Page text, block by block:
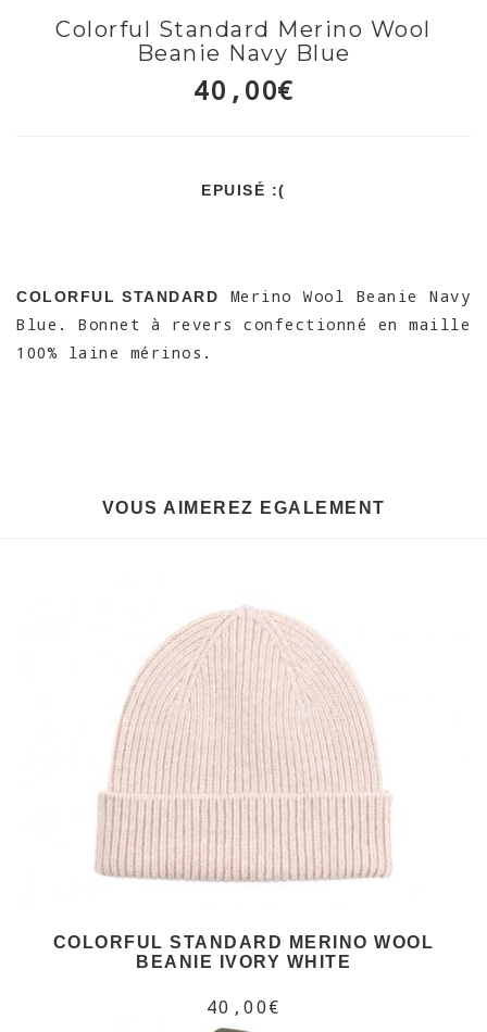
Colorful Standard Merino Wool
Beanie Navy Blue
40,00€
EPUISÉ :(
COLORFUL STANDARD
Merino Wool Beanie Navy
Blue. Bonnet à revers confectionné en maille
100% laine mérinos.
VOUS AIMEREZ EGALEMENT
COLORFUL STANDARD MERINO WOOL
BEANIE IVORY WHITE
40,00€